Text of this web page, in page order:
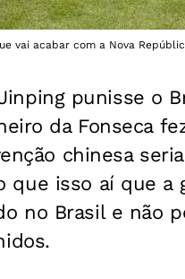
vai acabar com a Nova
punisse o
da Fonseca
chinesa
isso aí que a
no Brasil e não